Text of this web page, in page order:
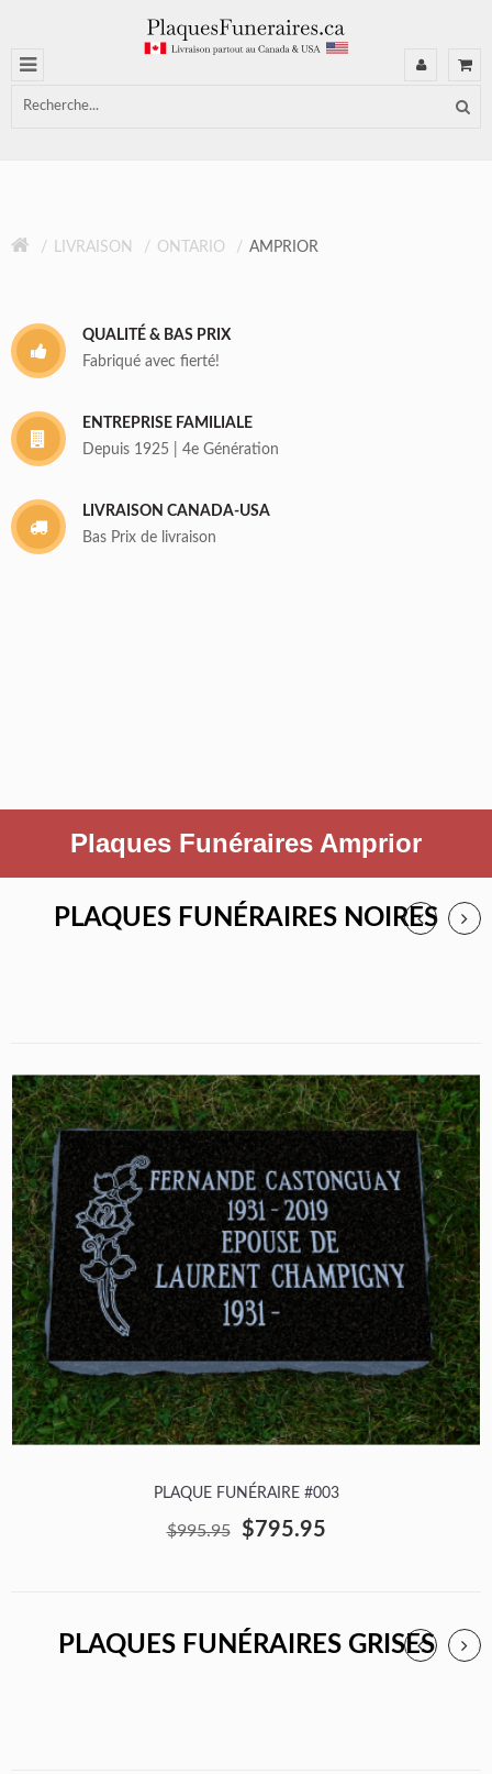
LIVRAISON ONTARIO AMPRIOR
QUALITÉ & BAS PRIX
Fabriqué avec fierté!
ENTREPRISE FAMILIALE
Depuis 1925 | 4e Génération
LIVRAISON CANADA-USA
Bas Prix de livraison
Plaques Funéraires Amprior
PLAQUES FUNÉRAIRES NOIRES
PLAQUE FUNÉRAIRE #003
$995.95 $795.95
PLAQUES FUNÉRAIRES GRISES